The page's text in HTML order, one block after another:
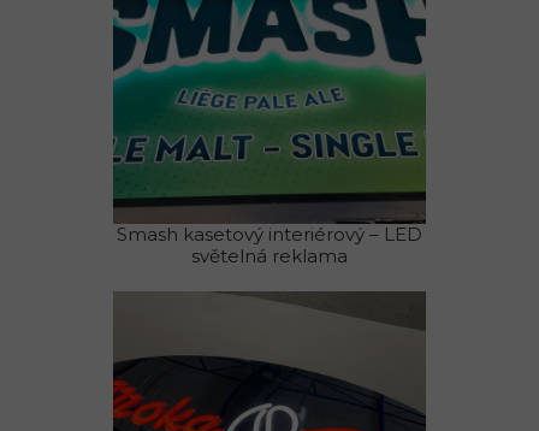
Smash kasetový interiérový – LED
světelná reklama